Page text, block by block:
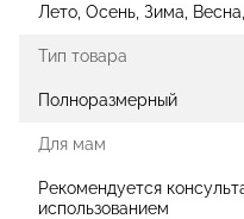
Лето, Осень, Зима,
Тип товара
Полноразмерный
Для мам
Рекомендуется
использованием